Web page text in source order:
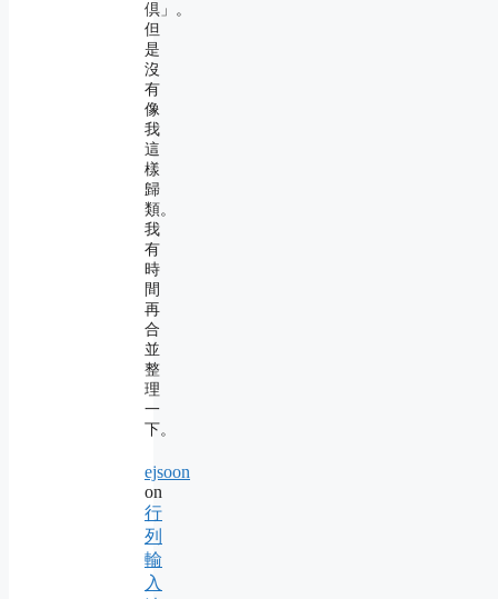
倶」。
但
是
沒
有
像
我
這
樣
歸
類。
我
有
時
間
再
合
並
整
理
一
下。
ejsoon
on
行
列
輸
入